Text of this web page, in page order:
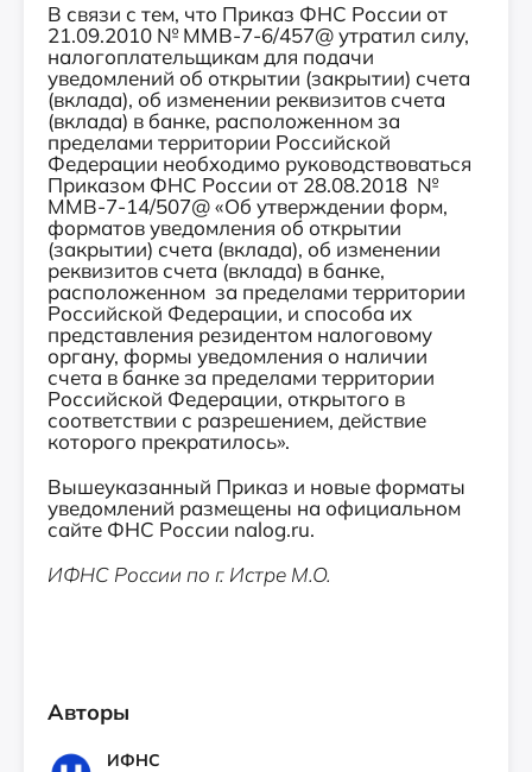
В связи с тем, что Приказ ФНС России от
21.09.2010 № ММВ-7-6/457@ утратил силу,
налогоплательщикам для подачи
уведомлений об открытии (закрытии) счета
(вклада), об изменении реквизитов счета
(вклада) в банке, расположенном за
пределами территории Российской
Федерации необходимо руководствоваться
Приказом ФНС России от 28.08.2018 №
ММВ-7-14/507@ «Об утверждении форм,
форматов уведомления об открытии
(закрытии) счета (вклада), об изменении
реквизитов счета (вклада) в банке,
расположенном за пределами территории
Российской Федерации, и способа их
представления резидентом налоговому
органу, формы уведомления о наличии
счета в банке за пределами территории
Российской Федерации, открытого в
соответствии с разрешением, действие
которого прекратилось».
Вышеуказанный Приказ и новые форматы
уведомлений размещены на официальном
сайте ФНС России nalog.ru.
ИФНС России по г. Истре М.О.
Авторы
ИФНС